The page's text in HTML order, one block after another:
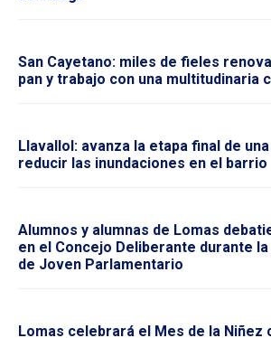
San Cayetano: miles de fieles
pan y trabajo con una multitudinaria
Llavallol: avanza la etapa final de
reducir las inundaciones en el barrio
Alumnos y alumnas de Lomas
en el Concejo Deliberante durante
de Joven Parlamentario
Lomas celebrará el Mes de la Niñez